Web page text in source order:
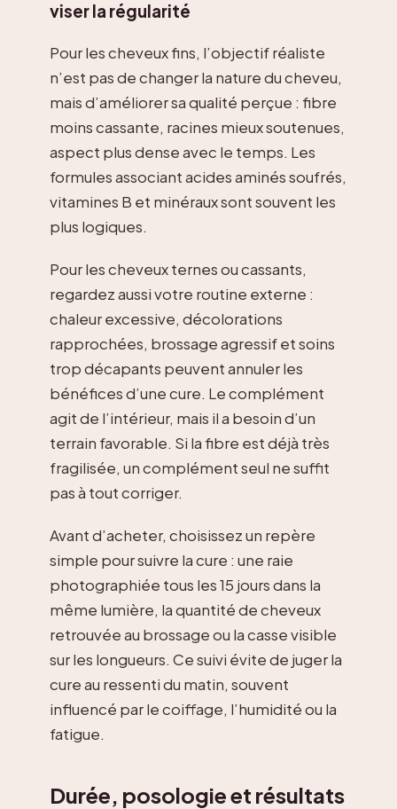
viser la régularité
Pour les cheveux fins, l’objectif réaliste
n’est pas de changer la nature du cheveu,
mais d’améliorer sa qualité perçue : fibre
moins cassante, racines mieux soutenues,
aspect plus dense avec le temps. Les
formules associant acides aminés soufrés,
vitamines B et minéraux sont souvent les
plus logiques.
Pour les cheveux ternes ou cassants,
regardez aussi votre routine externe :
chaleur excessive, décolorations
rapprochées, brossage agressif et soins
trop décapants peuvent annuler les
bénéfices d’une cure. Le complément
agit de l’intérieur, mais il a besoin d’un
terrain favorable. Si la fibre est déjà très
fragilisée, un complément seul ne suffit
pas à tout corriger.
Avant d’acheter, choisissez un repère
simple pour suivre la cure : une raie
photographiée tous les 15 jours dans la
même lumière, la quantité de cheveux
retrouvée au brossage ou la casse visible
sur les longueurs. Ce suivi évite de juger la
cure au ressenti du matin, souvent
influencé par le coiffage, l’humidité ou la
fatigue.
Durée, posologie et résultats